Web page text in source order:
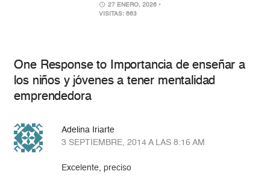
27 ENERO, 2026 •
VISITAS: 663
One Response to Importancia de enseñar a
los niños y jóvenes a tener mentalidad
emprendedora
Adelina Iriarte
3 SEPTIEMBRE, 2014 A LAS 8:16 AM
Excelente, preciso